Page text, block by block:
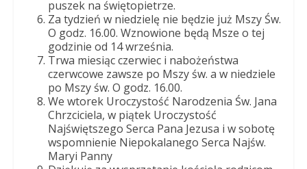
puszek na świętopietrze.
Za tydzień w niedzielę nie będzie już Mszy Św.
O godz. 16.00. Wznowione będą Msze o tej
godzinie od 14 września.
Trwa miesiąc czerwiec i nabożeństwa
czerwcowe zawsze po Mszy św. a w niedziele
po Mszy św. O godz. 16.00.
We wtorek Uroczystość Narodzenia Św. Jana
Chrzciciela, w piątek Uroczystość
Najświętszego Serca Pana Jezusa i w sobotę
wspomnienie Niepokalanego Serca Najśw.
Maryi Panny